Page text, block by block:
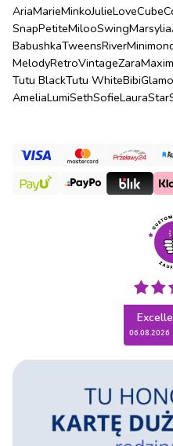
AriaMarieMinkoJulieLoveCube
SnapPetiteMilooSwingMarsylia
BabushkaTweensRiver
MelodyRetroVintageZara
Tutu BlackTutu WhiteBibi
AmeliaLumiSethSofieLauraStar
06.08.2026